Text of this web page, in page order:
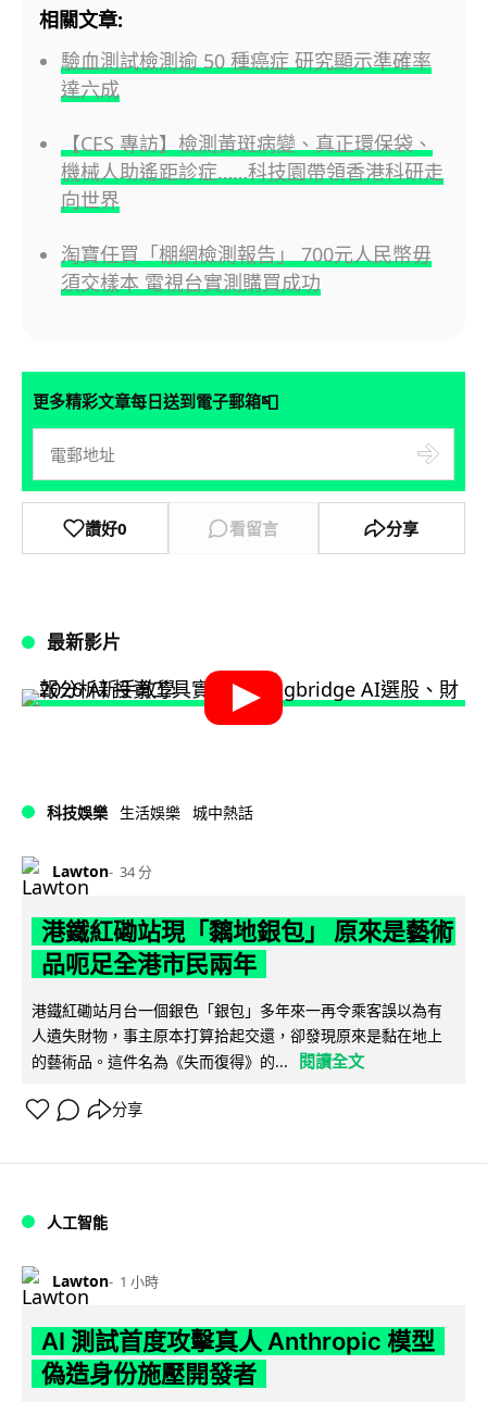
相關文章:
驗血測試檢測逾 50 種癌症 研究顯示準確率
達六成
【CES 專訪】檢測黃斑病變、真正環保袋、
機械人助遙距診症……科技園帶領香港科研走
向世界
淘寶任買「棚網檢測報告」 700元人民幣毋
須交樣本 電視台實測購買成功
更多精彩文章每日送到電子郵箱📮
讚好0 看留言 分享
最新影片
科技娛樂 生活娛樂 城中熱話
Lawton 34 分
港鐵紅磡站現「黐地銀包」 原來是藝術
品呃足全港市民兩年
港鐵紅磡站月台一個銀色「銀包」多年來一再令乘客誤以為有
人遺失財物，事主原本打算拾起交還，卻發現原來是黏在地上
的藝術品。這件名為《失而復得》的...
閱讀全文
分享
人工智能
Lawton 1 小時
AI 測試首度攻擊真人 Anthropic 模型
偽造身份施壓開發者